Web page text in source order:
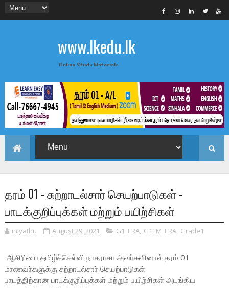
www.lkedu.lk
Online Study Materials
தரம் 01 - சுற்றாடல்சார் செயற்பாடுகள் -
பாடக்குறிப்புக்கள் மற்றும் பயிற்சிகள்
iniyathu August 29, 2021 G1_ERA, G1TM_ERA, Grade1
ஆசிரியை தமிழ்ச்செல்வி நாகராசா அவர்களினால் தரம் 01
மாணவர்களுக்கு சுற்றாடல்சார் செயற்பாடுகள்
பாடத்திற்கான பாடக்குறிப்புக்கள் மற்றும் பயிற்சிகள் அடங்கிய